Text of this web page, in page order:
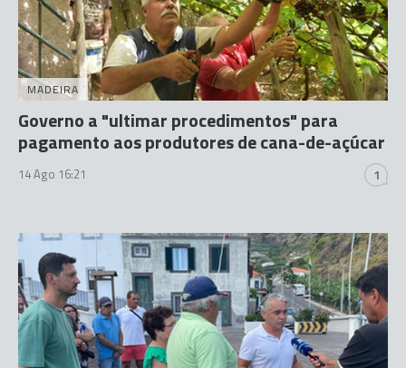
MADEIRA
Governo a "ultimar procedimentos" para
pagamento aos produtores de cana-de-açúcar
14 Ago 16:21 1